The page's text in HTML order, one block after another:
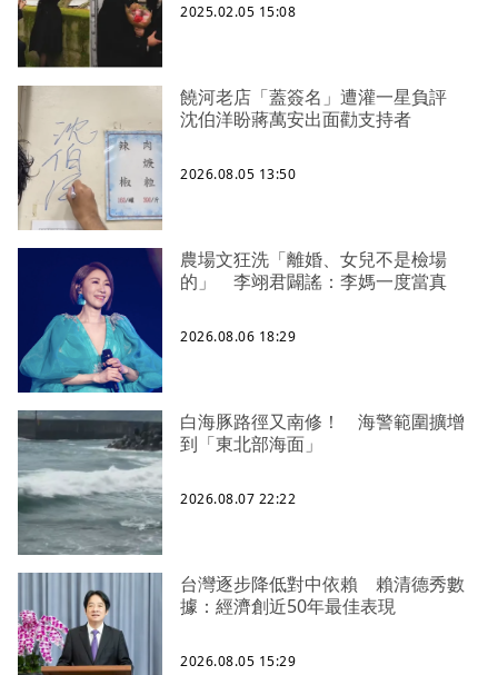
2025.02.05 15:08
饒河老店「蓋簽名」遭灌一星負評
沈伯洋盼蔣萬安出面勸支持者
2026.08.05 13:50
農場文狂洗「離婚、女兒不是檢場
的」 李翊君闢謠：李媽一度當真
2026.08.06 18:29
白海豚路徑又南修！ 海警範圍擴增
到「東北部海面」
2026.08.07 22:22
台灣逐步降低對中依賴 賴清德秀數
據：經濟創近50年最佳表現
2026.08.05 15:29